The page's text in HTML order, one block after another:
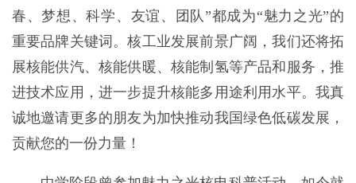
春、梦想、科学、友谊、团队”都成为“魅力之光”的
重要品牌关键词。核工业发展前景广阔，我们还将拓
展核能供汽、核能供暖、核能制氢等产品和服务，推
进技术应用，进一步提升核能多用途利用水平。我真
诚地邀请更多的朋友为加快推动我国绿色低碳发展，
贡献您的一份力量！